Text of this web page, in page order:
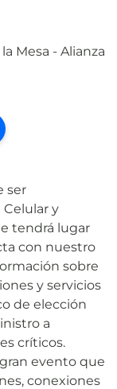
ser
y
tendrá lugar
con nuestro
sobre
y servicios
de elección
a
críticos.
evento que
conexiones